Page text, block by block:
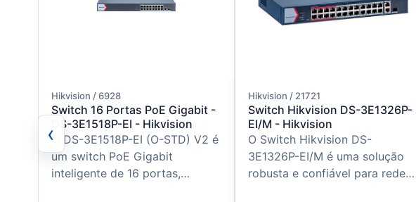
‹
Hikvision / 6928
Switch 16 Portas PoE Gigabit -
DS-3E1518P-EI - Hikvision
O DS-3E1518P-EI (O-STD) V2 é
um switch PoE Gigabit
inteligente de 16 portas,
Hikvision / 21721
Switch Hikvision DS-3E1326P-
EI/M - Hikvision
O Switch Hikvision DS-
3E1326P-EI/M é uma solução
robusta e confiável para redes